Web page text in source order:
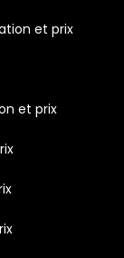
et prix
et prix